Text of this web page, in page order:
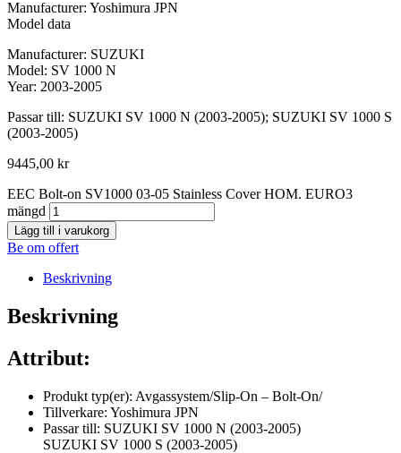
Manufacturer: Yoshimura JPN
Model data
Manufacturer: SUZUKI
Model: SV 1000 N
Year: 2003-2005
Passar till: SUZUKI SV 1000 N (2003-2005); SUZUKI SV 1000 S
(2003-2005)
9445,00 kr
EEC Bolt-on SV1000 03-05 Stainless Cover HOM. EURO3
mängd
Lägg till i varukorg
Be om offert
Beskrivning
Beskrivning
Attribut:
Produkt typ(er): Avgassystem/Slip-On – Bolt-On/
Tillverkare: Yoshimura JPN
Passar till: SUZUKI SV 1000 N (2003-2005)
SUZUKI SV 1000 S (2003-2005)